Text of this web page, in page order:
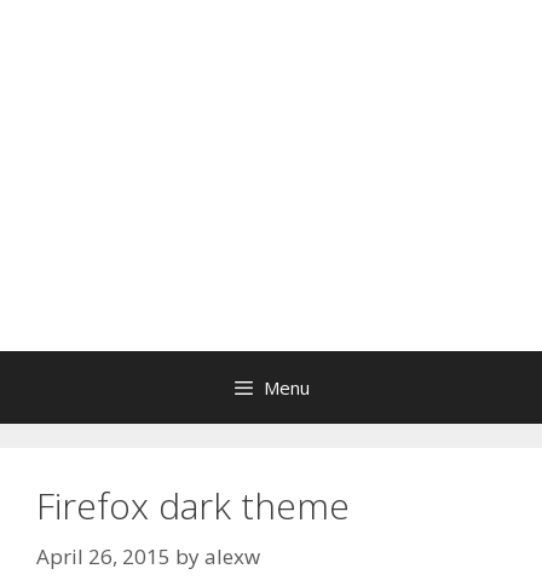
Menu
Firefox dark theme
April 26, 2015 byalexw